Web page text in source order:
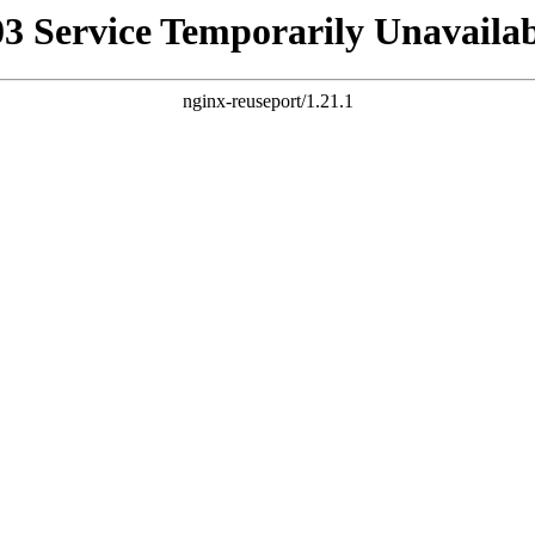
Service Temporarily
nginx-reuseport/1.21.1